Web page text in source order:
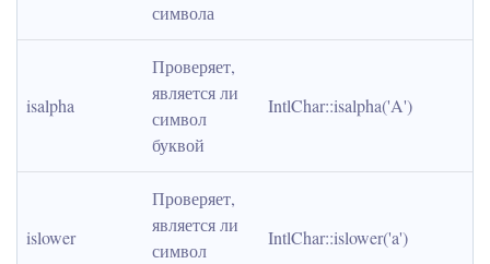
символа
isalpha
Проверяет,
является ли
символ
буквой
IntlChar::isalpha('A')
islower
Проверяет,
является ли
символ
IntlChar::islower('a')